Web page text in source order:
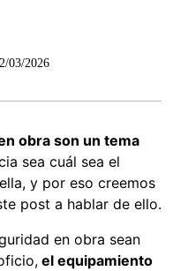
03/2026
obra son un tema
sea cuál sea el
y por eso creemos
post a hablar de ello.
en obra sean
el equipamiento